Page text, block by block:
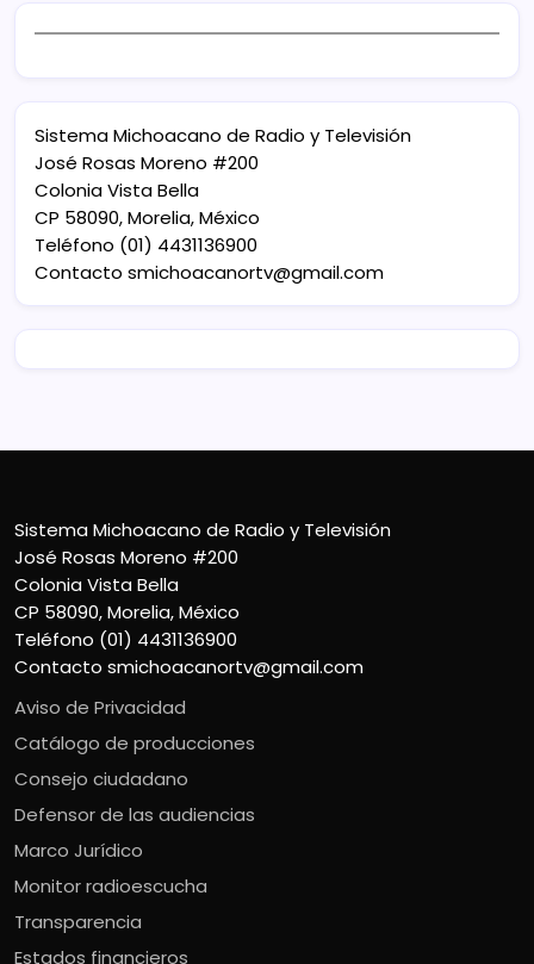
Sistema Michoacano de Radio y Televisión
José Rosas Moreno #200
Colonia Vista Bella
CP 58090, Morelia, México
Teléfono (01) 4431136900
Contacto smichoacanortv@gmail.com
Sistema Michoacano de Radio y Televisión
José Rosas Moreno #200
Colonia Vista Bella
CP 58090, Morelia, México
Teléfono (01) 4431136900
Contacto smichoacanortv@gmail.com
Aviso de Privacidad
Catálogo de producciones
Consejo ciudadano
Defensor de las audiencias
Marco Jurídico
Monitor radioescucha
Transparencia
Estados financieros